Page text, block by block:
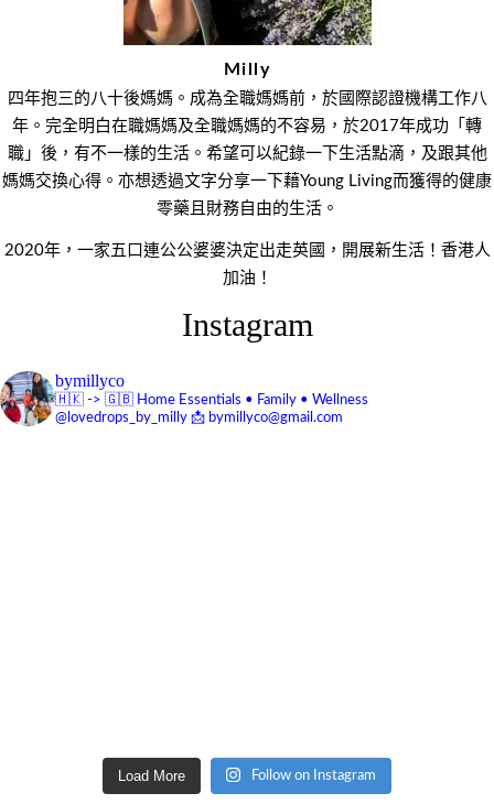
Milly
四年抱三的八十後媽媽。成為全職媽媽前，於國際認證機構工作八
年。完全明白在職媽媽及全職媽媽的不容易，於2017年成功「轉
職」後，有不一樣的生活。希望可以紀錄一下生活點滴，及跟其他
媽媽交換心得。亦想透過文字分享一下藉Young Living而獲得的健康
零藥且財務自由的生活。
2020年，一家五口連公公婆婆決定出走英國，開展新生活！香港人
加油！
Instagram
bymillyco
🇭🇰 -> 🇬🇧 Home Essentials • Family • Wellness
@lovedrops_by_milly 📩 bymillyco@gmail.com
Load More Follow on Instagram